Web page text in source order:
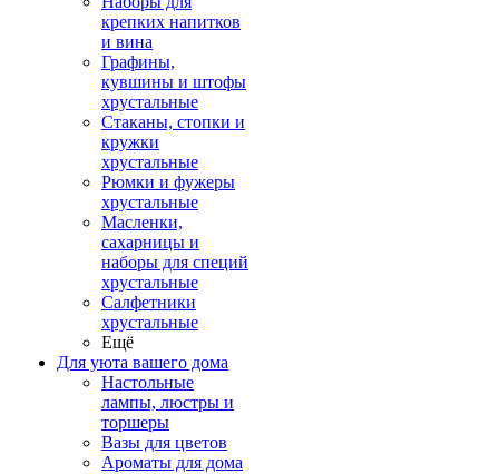
крепких напитков
и вина
Графины,
кувшины и штофы
хрустальные
Стаканы, стопки и
кружки
хрустальные
Рюмки и фужеры
хрустальные
Масленки,
сахарницы и
наборы для специй
хрустальные
Салфетники
хрустальные
Ещё
Для уюта вашего дома
Настольные
лампы, люстры и
торшеры
Вазы для цветов
Ароматы для дома